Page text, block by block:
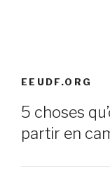
EEUDF.ORG
5 choses
partir en